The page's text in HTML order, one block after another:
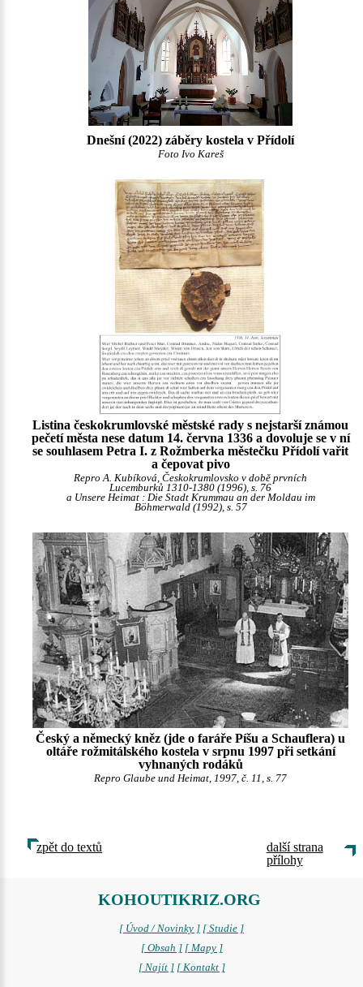
Dnešní (2022) záběry kostela v Přídolí
Foto Ivo Kareš
Listina českokrumlovské městské rady s nejstarší známou
pečetí města nese datum 14. června 1336 a dovoluje se v ní
se souhlasem Petra I. z Rožmberka městečku Přídolí vařit
a čepovat pivo
Repro A. Kubíková, Českokrumlovsko v době prvních
Lucemburků 1310-1380 (1996), s. 76
a Unsere Heimat : Die Stadt Krummau an der Moldau im
Böhmerwald (1992), s. 57
Český a německý kněz (jde o faráře Píšu a Schauflera) u
oltáře rožmitálského kostela v srpnu 1997 při setkání
vyhnaných rodáků
Repro Glaube und Heimat, 1997, č. 11, s. 77
zpět do textů
další strana
přílohy
KOHOUTIKRIZ.ORG
[ Úvod / Novinky ] [ Studie ]
[ Obsah ] [ Mapy ]
[ Najít ] [ Kontakt ]